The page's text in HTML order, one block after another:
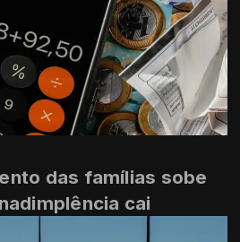
das famílias sobe
cai